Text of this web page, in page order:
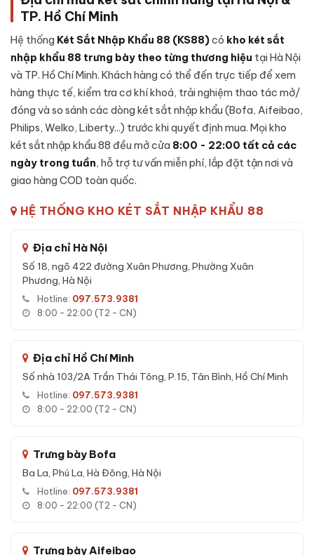
Kích thước ngoài:C 600 x R 420 x S 380 mm
Xuất xứ:
Nhập khẩu nguyên thùng, có CO/CQ
6 phương thức mở: Face ID, Vân lòng bàn tay, Vân tay, Mã
số, Chìa cơ, App Tuya
Dung lượng vân tay:Tối đa 30 vân tay
Kết nối: Wifi qua App Tuya (iOS/Android)
Chống cháy:Có lớp cách nhiệt
Nguồn điện:04 viên pin Alkaline AA
Pin dự phòng:Chìa cơ + hộp kích pin 9V
Cấu tạo nội thất:1 chính + 1 phụ + 1 bí mật + 1 ngăn kéo
Tính năng Két sắt nhập khẩu Bofa BS-
60BS3 BOSHANG 68kg Face ID
Két sắt nhập khẩu Bofa BS-60BS3 tích hợp công nghệ mở
Face ID 3D:Camera nhận diện khuôn mặt 3D chính xác.
Vân lòng bàn tay: Sinh trắc học tiên tiến, mỗi người có
vân lòng bàn tay riêng.
Vân tay:Cảm biến nhạy bén, lưu được 30 vân tay khác
Mã số:Mật khẩu linh hoạt 6-8 ký tự.
Chìa cơ:2 chìa cơ dự phòng chuyên dụng.
App Tuya wifi:Mở két từ xa, push thông báo trên
smartphone.
Ngăn bí mật: Cất tài sản quý giá riêng biệt.
TP. Hồ Chí Minh
Hệ thống Két Sắt Nhập Khẩu 88 (KS88)có kho két sắt
nhập khẩu 88 trưng bày theo từng thương hiệu tại Hà Nội
và TP. Hồ Chí Minh. Khách hàng có thể đến trực tiếp để xem
hàng thực tế, kiểm tra cơ khí khoá, trải nghiệm thao tác mở/
đóng và so sánh các dòng két sắt nhập khẩu (Bofa, Aifeibao,
Philips, Welko, Liberty...) trước khi quyết định mua. Mọi kho
két sắt nhập khẩu 88 đều mở cửa 8:00 - 22:00 tất cả các
ngày trong tuần, hỗ trợ tư vấn miễn phí, lắp đặt tận nơi và
giao hàng COD toàn quốc.
HỆ THỐNG KHO KÉT SẮT NHẬP KHẨU 88
Địa chỉ Hà Nội
Số 18, ngõ 422 đường Xuân Phương, Phường Xuân
Phương, Hà Nội
Hotline: 097.573.9381
8:00 - 22:00 (T2 - CN)
Địa chỉ Hồ Chí Minh
Số nhà 103/2A Trần Thái Tông, P.15, Tân Bình, Hồ Chí Minh
Hotline: 097.573.9381
8:00 - 22:00 (T2 - CN)
Trưng bày Bofa
Ba La, Phú La, Hà Đông, Hà Nội
Hotline: 097.573.9381
8:00 - 22:00 (T2 - CN)
Trưng bày Aifeibao